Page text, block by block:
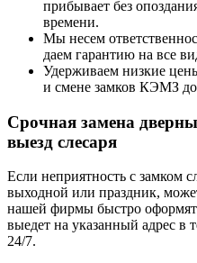
прибывает без
времени.
Мы несем
даем гарантию на все
Удерживаем низкие
и смене замков КЭМЗ
Срочная замена
выезд слесаря
Если неприятность с замком
выходной или праздник,
нашей фирмы быстро оформят
выедет на указанный адрес в
24/7.